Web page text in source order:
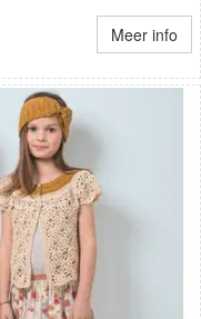
Meer info